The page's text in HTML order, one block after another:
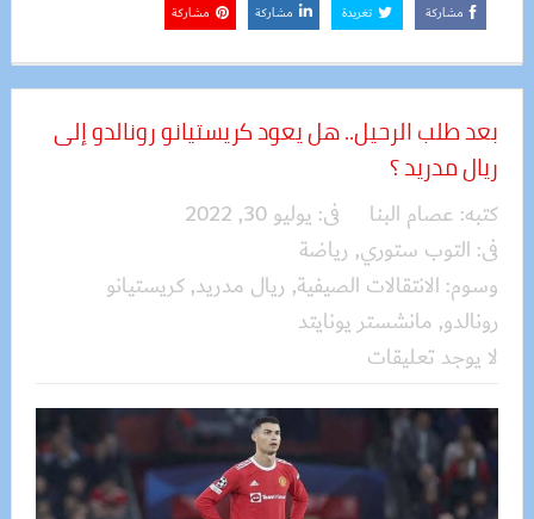
مشاركة تغريدة مشاركة مشاركة
بعد طلب الرحيل.. هل يعود كريستيانو رونالدو إلى
ريال مدريد ؟
كتبه: عصام البنا فى: يوليو 30, 2022
فى: التوب ستوري, رياضة
وسوم: الانتقالات الصيفية, ريال مدريد,كريستيانو
رونالدو, مانشستر يونايتد
لا يوجد تعليقات